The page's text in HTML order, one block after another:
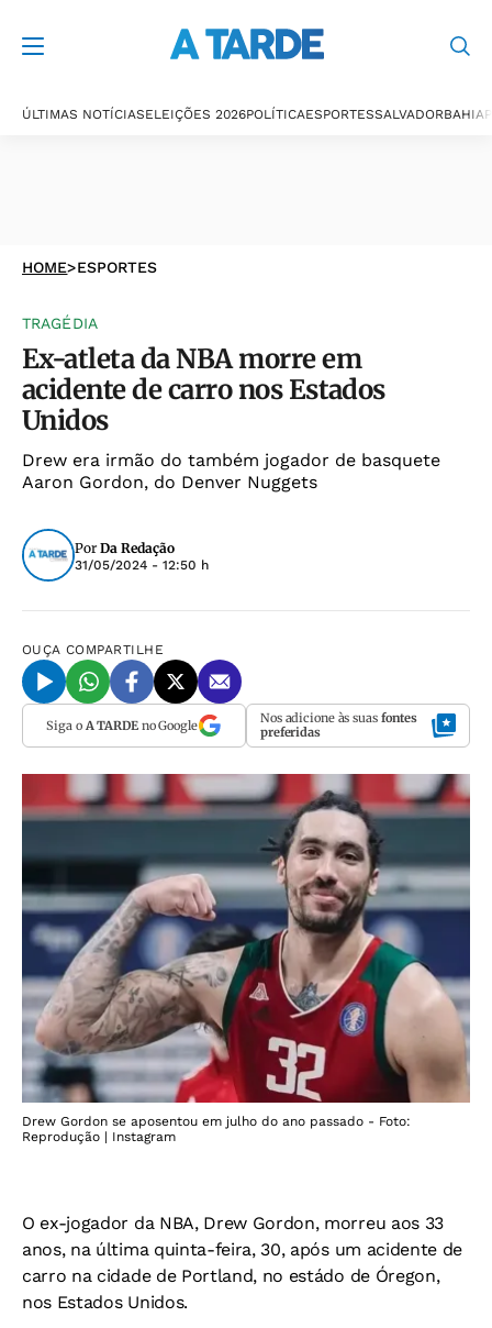
ÚLTIMAS NOTÍCIASELEIÇÕES 2026POLÍTICAESPORTESSALVADORBAHIA
HOME>ESPORTES
TRAGÉDIA
Ex-atleta da NBA morre em
acidente de carro nos Estados
Unidos
Drew era irmão do também jogador de basquete
Aaron Gordon, do Denver Nuggets
Por Da Redação
31/05/2024 - 12:50 h
OUÇA COMPARTILHE
Siga o A TARDEno Google Nos adicione às suas fontes
preferidas
Drew Gordon se aposentou em julho do ano passado - Foto:
Reprodução | Instagram
O ex-jogador da NBA, Drew Gordon, morreu aos 33
anos, na última quinta-feira, 30, após um acidente de
carro na cidade de Portland, no estádo de Óregon,
nos Estados Unidos.